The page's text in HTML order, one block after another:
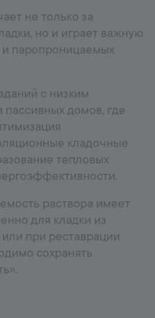
не только за
но и играет важную
и паропроницаемых
с низким
домов, где
кладочные
тепловых
раствора имеет
для кладки из
при реставрации
сохранять